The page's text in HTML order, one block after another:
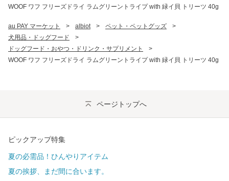
WOOF ワフ フリーズドライ ラムグリーントライプ with 緑イ貝 トリーツ 40g
au PAY マーケット > albiot > ペット・ペットグッズ
>
犬用品・ドッグフード
>
ドッグフード・おやつ・ドリンク・サプリメント
>
WOOF ワフ フリーズドライ ラムグリーントライプ with 緑イ貝 トリーツ 40g
ページトップへ
ピックアップ特集
夏の必需品！ひんやりアイテム
夏の挨拶、まだ間に合います。